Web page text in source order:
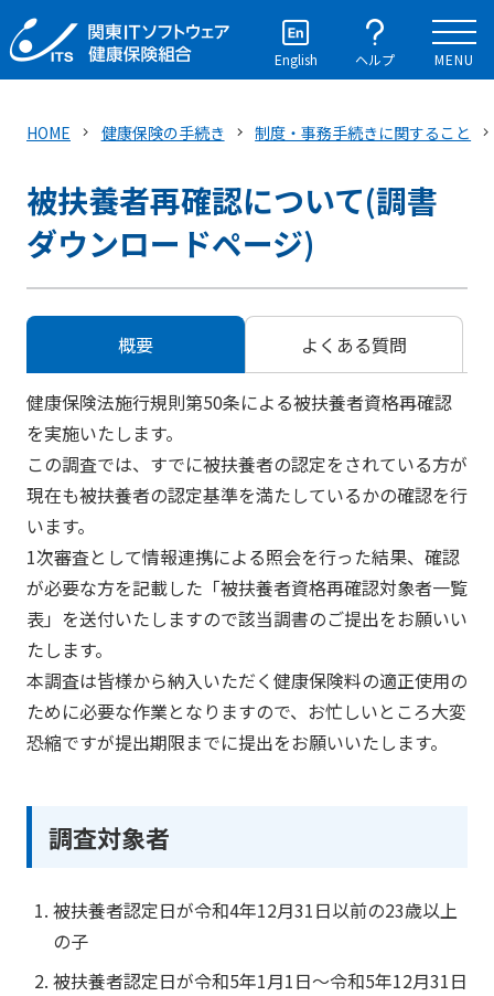
English ヘルプ MENU
HOME 健康保険の手続き 制度・事務手続きに関すること
被扶養者再確認について(調書
ダウンロードページ)
概要 よくある質問
健康保険法施行規則第50条による被扶養者資格再確認
を実施いたします。
この調査では、すでに被扶養者の認定をされている方が
現在も被扶養者の認定基準を満たしているかの確認を行
います。
1次審査として情報連携による照会を行った結果、確認
が必要な方を記載した「被扶養者資格再確認対象者一覧
表」を送付いたしますので該当調書のご提出をお願いい
たします。
本調査は皆様から納入いただく健康保険料の適正使用の
ために必要な作業となりますので、お忙しいところ大変
恐縮ですが提出期限までに提出をお願いいたします。
調査対象者
被扶養者認定日が令和4年12月31日以前の23歳以上
の子
被扶養者認定日が令和5年1月1日～令和5年12月31日